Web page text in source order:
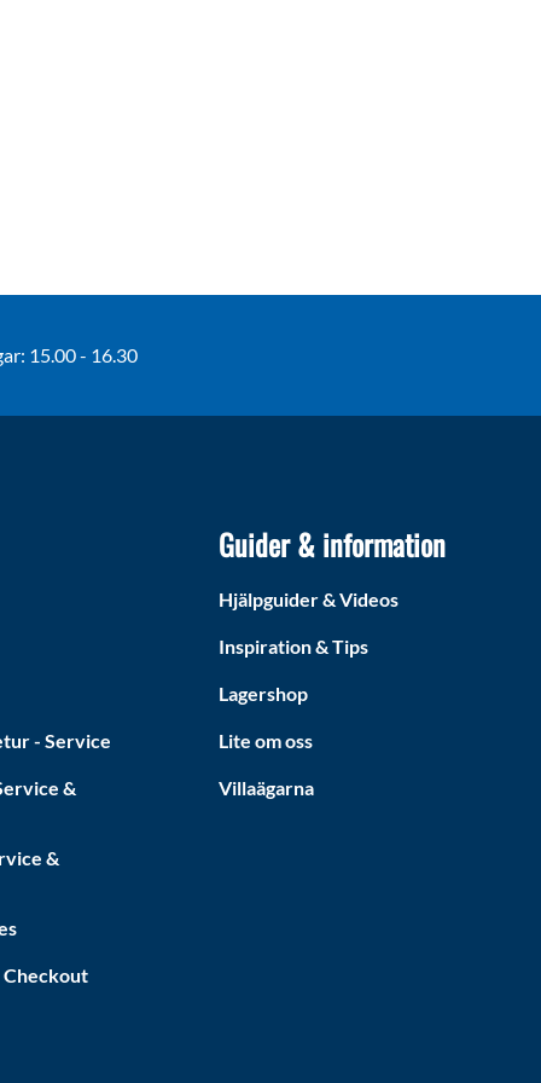
15.00 - 16.30
Guider & information
Hjälpguider & Videos
Inspiration & Tips
Lagershop
Lite om oss
Villaägarna
- Service
&
&
Checkout